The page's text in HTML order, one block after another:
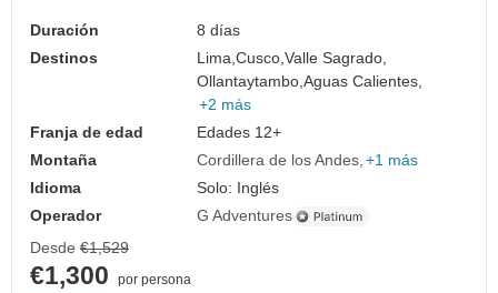
Duración
8 días
Destinos
Lima,Cusco,Valle Sagrado,
Ollantaytambo,Aguas Calientes,
+2 más
Franja de edad
Edades 12+
Montaña
Cordillera de los Andes +1 más
Idioma
Solo: Inglés
Operador
G Adventures
Desde €1,529
€1,300
por persona